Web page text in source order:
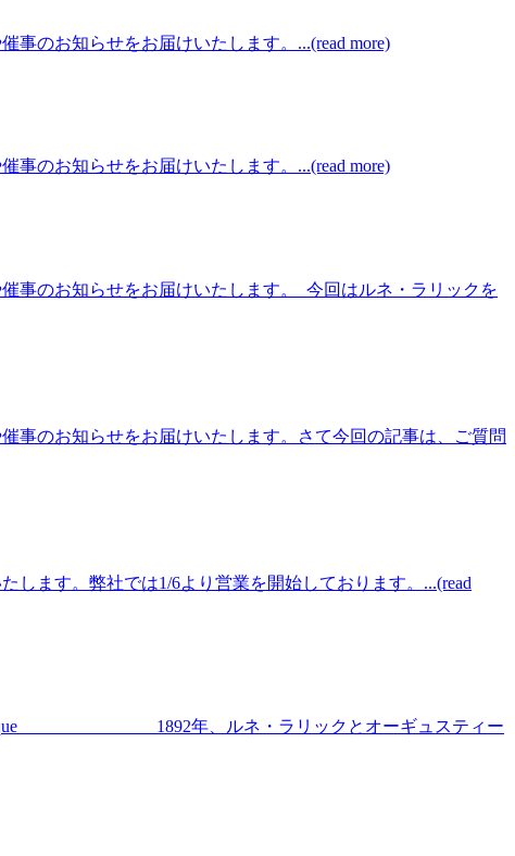
のお知らせをお届けいたします。...(read more)
のお知らせをお届けいたします。...(read more)
事のお知らせをお届けいたします。 今回はルネ・ラリックを
事のお知らせをお届けいたします。さて今回の記事は、ご質問
ます。弊社では1/6より営業を開始しております。...(read
Lalique 1892年、ルネ・ラリックとオーギュスティー